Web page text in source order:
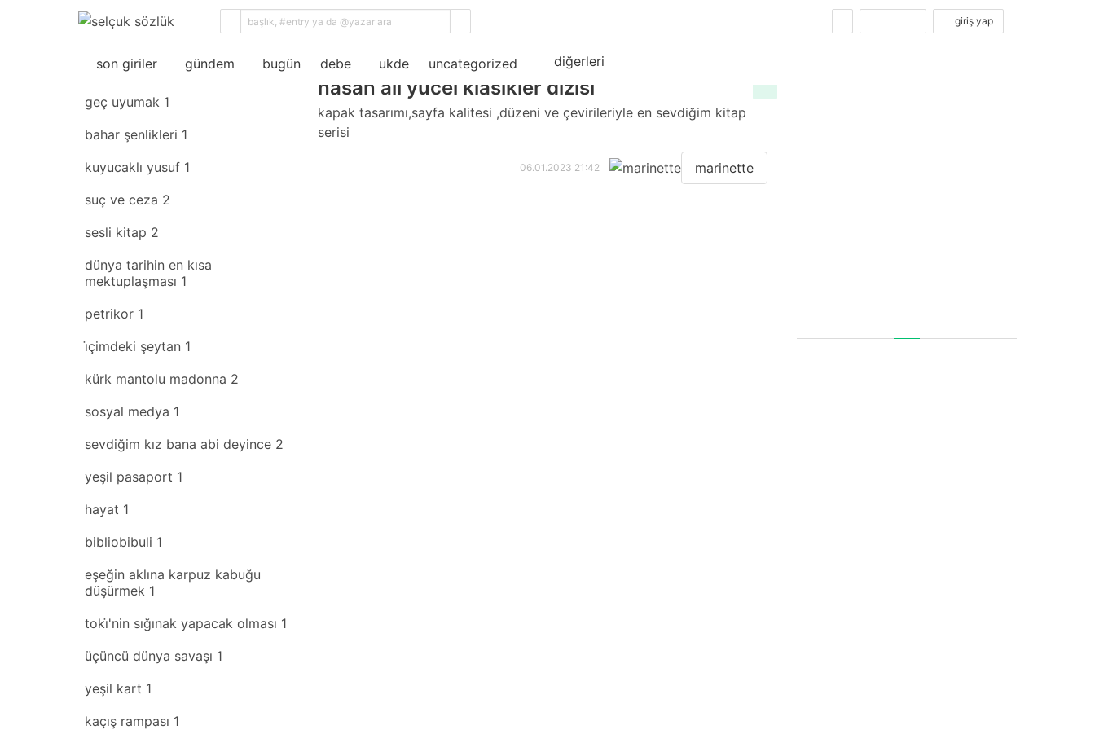
giriş yap
son giriler gündem bugün debe ukde uncategorized diğerleri
son giriler rastgele
geç uyumak 1
bahar şenlikleri 1
kuyucaklı yusuf 1
suç ve ceza 2
sesli kitap 2
dünya tarihin en kısa
mektuplaşması 1
petrikor 1
i̇çimdeki şeytan 1
kürk mantolu madonna 2
sosyal medya 1
sevdiğim kız bana abi deyince 2
yeşil pasaport 1
hayat 1
bibliobibuli 1
eşeğin aklına karpuz kabuğu
düşürmek 1
toki̇'nin sığınak yapacak olması 1
üçüncü dünya savaşı 1
yeşil kart 1
kaçış rampası 1
hasan ali yücel klasikler dizisi
kapak tasarımı,sayfa kalitesi ,düzeni ve çevirileriyle en sevdiğim kitap
serisi
06.01.2023 21:42 marinette